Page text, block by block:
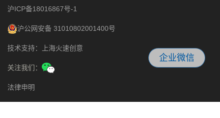
沪ICP备18016867号-1
沪公网安备 31010802001400号
技术支持：上海火速创意
关注我们：
法律申明
企业微信